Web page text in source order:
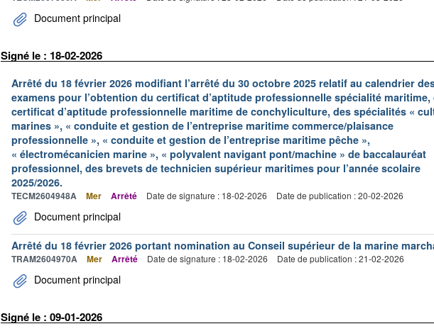
Document principal
Signé le : 18-02-2026
Arrêté du 18 février 2026 modifiant l’arrêté du 30 octobre 2025 relatif au calendrier
examens pour l’obtention du certificat d’aptitude professionnelle spécialité maritime,
certificat d’aptitude professionnelle maritime de conchyliculture, des spécialités «
marines », « conduite et gestion de l’entreprise maritime commerce/plaisance
professionnelle », « conduite et gestion de l’entreprise maritime pêche »,
« électromécanicien marine », « polyvalent navigant pont/machine » de baccalauréat
professionnel, des brevets de technicien supérieur maritimes pour l’année scolaire
2025/2026.
TECM2604948A Mer Arrêté Date de signature : 18-02-2026 Date de publication : 20-02-2026
Document principal
Arrêté du 18 février 2026 portant nomination au Conseil supérieur de la marine
TRAM2604970A Mer Arrêté Date de signature : 18-02-2026 Date de publication : 21-02-2026
Document principal
Signé le : 09-01-2026